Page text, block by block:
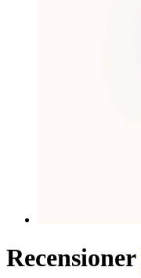
Recensioner